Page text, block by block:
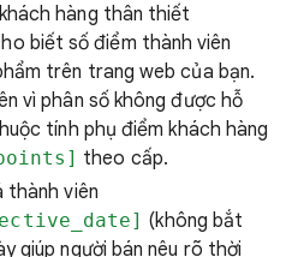
hàng thân thiết
biết số điểm thành viên
trên trang web của bạn.
vì phân số không được hỗ
tính phụ điểm khách hàng
theo cấp.
thành viên
(không bắt
giúp người bán nêu rõ thời